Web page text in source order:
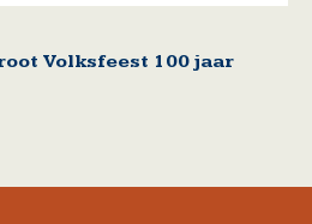
Volksfeest 100 jaar